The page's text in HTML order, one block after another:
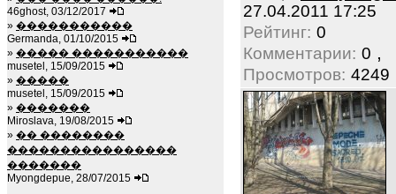
46ghost, 03/12/2017
» �����������
Germanda, 01/10/2015
» ����� �����������
musetel, 15/09/2015
» �����
musetel, 15/09/2015
» �������
Miroslava, 19/08/2015
» �� ��������
����������������
�������
Myongdepue, 28/07/2015
27.04.2011 17:25
Рейтинг: 0
Комментарии: 0 ,
Просмотров: 4249